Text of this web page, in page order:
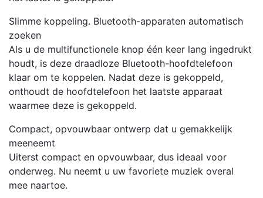
Slimme koppeling. Bluetooth-apparaten automatisch
zoeken
Als u de multifunctionele knop één keer lang ingedrukt
houdt, is deze draadloze Bluetooth-hoofdtelefoon
klaar om te koppelen. Nadat deze is gekoppeld,
onthoudt de hoofdtelefoon het laatste apparaat
waarmee deze is gekoppeld.
Compact, opvouwbaar ontwerp dat u gemakkelijk
meeneemt
Uiterst compact en opvouwbaar, dus ideaal voor
onderweg. Nu neemt u uw favoriete muziek overal
mee naartoe.